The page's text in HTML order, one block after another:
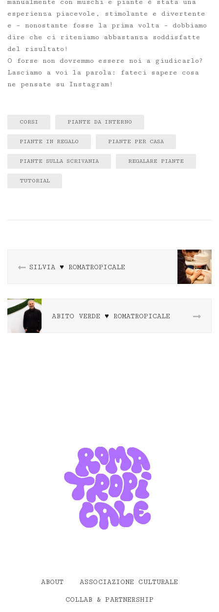
manualmente con muschi e piante è stata una
esperienza piacevole, stimolante e divertente
e – nonostante fosse la prima volta – dobbiamo
dire che ci riteniamo abbastanza soddisfatte
del risultato!
O forse non dovremmo essere noi a giudicarlo?
Lasciamo a voi la parola: fateci sapere cosa
ne pensate su Instagram!
CORSI PIANTE DA INTERNO
PIANTE IN REGALO PIANTE PER CASA
PIANTE SULLA SCRIVANIA REGALARE PIANTE
TUTORIAL
SILVIA ♥️ ROMATROPICALE
ABITO VERDE ♥️ ROMATROPICALE
ABOUT ASSOCIAZIONE CULTURALE
COLLAB & PARTNERSHIP